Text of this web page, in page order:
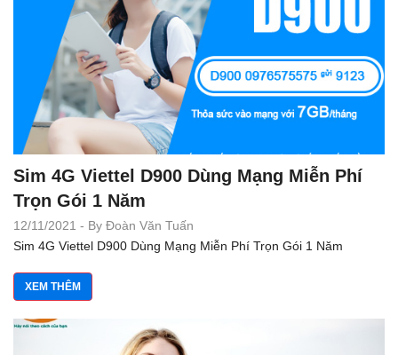
Sim 4G Viettel D900 Dùng Mạng Miễn Phí
Trọn Gói 1 Năm
12/11/2021 - By Đoàn Văn Tuấn
Sim 4G Viettel D900 Dùng Mạng Miễn Phí Trọn Gói 1 Năm
XEM THÊM